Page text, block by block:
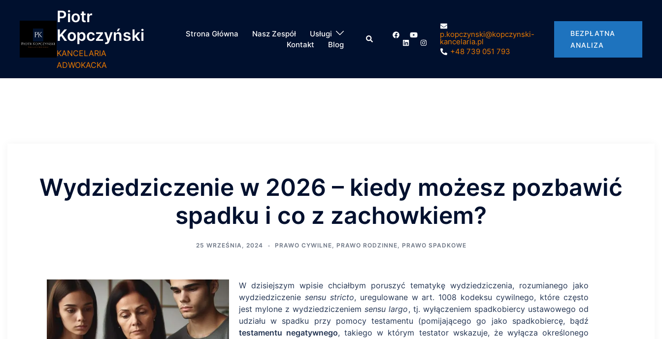
Piotr
Kopczyński
KANCELARIA
ADWOKACKA
Strona Główna Nasz Zespół
Usługi
Kontakt
Blog
p.kopczynski@kopczynski-
kancelaria.pl
+48 739 051 793
BEZPŁATNA
ANALIZA
Wydziedziczenie w 2026 – kiedy możesz pozbawić
spadku i co z zachowkiem?
25 WRZEŚNIA, 2024 PRAWO CYWILNE, PRAWO RODZINNE, PRAWO SPADKOWE
W dzisiejszym wpisie chciałbym poruszyć tematykę wydziedziczenia, rozumianego jako
wydziedziczenie sensu stricto, uregulowane w art. 1008 kodeksu cywilnego, które często
jest mylone z wydziedziczeniemsensu largo, tj. wyłączeniem spadkobiercy ustawowego od
udziału w spadku przy pomocy testamentu (pomijającego go jako spadkobiercę, bądź
testamentu negatywnego, takiego w którym testator wskazuje, że wyłącza określonego